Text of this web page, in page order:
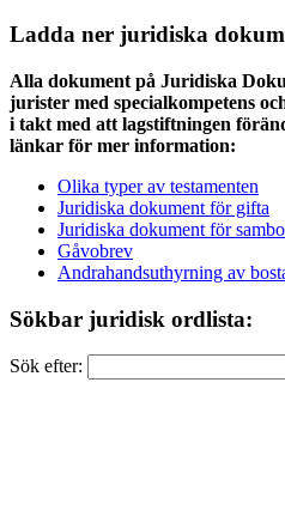
Ladda ner juridiska
Alla dokument på Juridiska
jurister med specialkompetens
i takt med att lagstiftningen
länkar för mer information:
Olika typer av testamenten
Juridiska dokument för gifta
Juridiska dokument för
Gåvobrev
Andrahandsuthyrning av
Sökbar juridisk ordlista:
Sök efter: